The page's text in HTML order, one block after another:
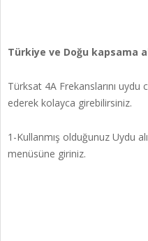
Türkiye ve Doğu kapsama
Türksat 4A Frekanslarını uydu
ederek kolayca girebilirsiniz.
1-Kullanmış olduğunuz Uydu
menüsüne giriniz.